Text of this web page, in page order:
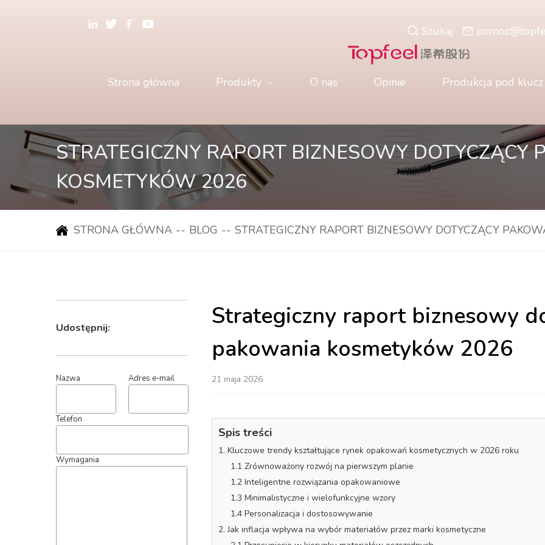
Szukaj
Strona główna Produkty O nas Opinie Produkcja pod klucz
STRATEGICZNY RAPORT BIZNESOWY DOTYCZĄCY
KOSMETYKÓW 2026
STRONA GŁÓWNA -- BLOG -- STRATEGICZNY RAPORT BIZNESOWY DOTYCZĄCY
Strategiczny raport biznesowy
pakowania kosmetyków 2026
21 maja 2026
Spis treści
1. Kluczowe trendy kształtujące rynek opakowań kosmetycznych w 2026 roku
1.1 Zrównoważony rozwój na pierwszym planie
1.2 Inteligentne rozwiązania opakowaniowe
1.3 Minimalistyczne i wielofunkcyjne wzory
1.4 Personalizacja i dostosowywanie
2. Jak inflacja wpływa na wybór materiałów przez marki kosmetyczne
Udostępnij:
Nazwa Adres e-mail
Telefon